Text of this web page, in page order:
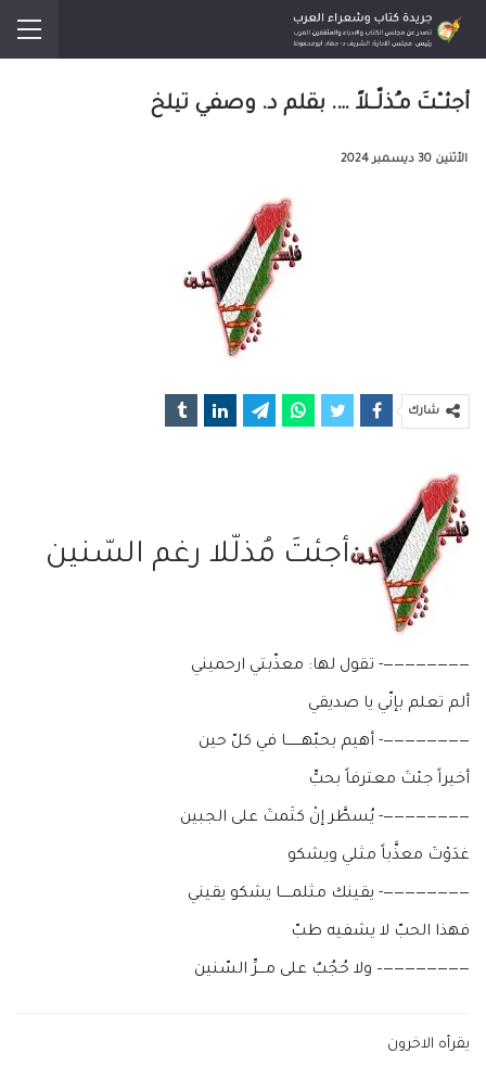
أجئــْتَ مـُذلّــلاً …. بقلم د. وصفي تيلخ
الأثنين 30 ديسمبر 2024
شارك
أجئتَ مُذلّلا رغم السّنين
————————- تقول لها: معذّبتي ارحميني
ألم تعلم بإنّي يا صديقي
————————- أهيم بحبّهـــــــا في كلّ حين
أخيراً جئتَ معترفاً بحبٍّ
————————- يُسطَّر إنْ كتَمتَ على الجبين
غدَوْتَ معذَّباً مثلي ويشكو
————————- يقينك مثلمـــــا يشكو يقيني
فهذا الحبّ لا يشفيه طبّ
————————– ولا حُجُبٌ على مـــرِّ السّنين
يقرأه الاخرون